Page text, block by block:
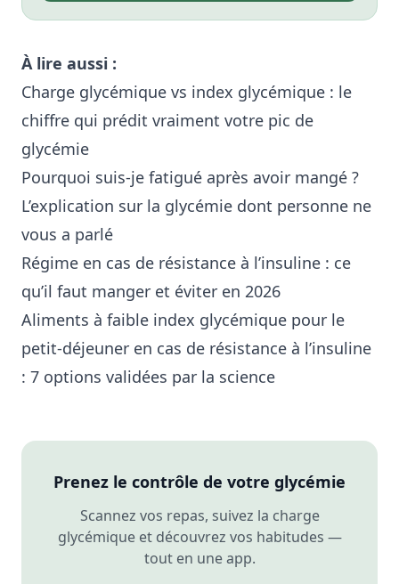
À lire aussi :
Charge glycémique vs index glycémique : le
chiffre qui prédit vraiment votre pic de
glycémie
Pourquoi suis-je fatigué après avoir mangé ?
L’explication sur la glycémie dont personne ne
vous a parlé
Régime en cas de résistance à l’insuline : ce
qu’il faut manger et éviter en 2026
Aliments à faible index glycémique pour le
petit-déjeuner en cas de résistance à l’insuline
: 7 options validées par la science
Prenez le contrôle de votre glycémie
Scannez vos repas, suivez la charge
glycémique et découvrez vos habitudes —
tout en une app.